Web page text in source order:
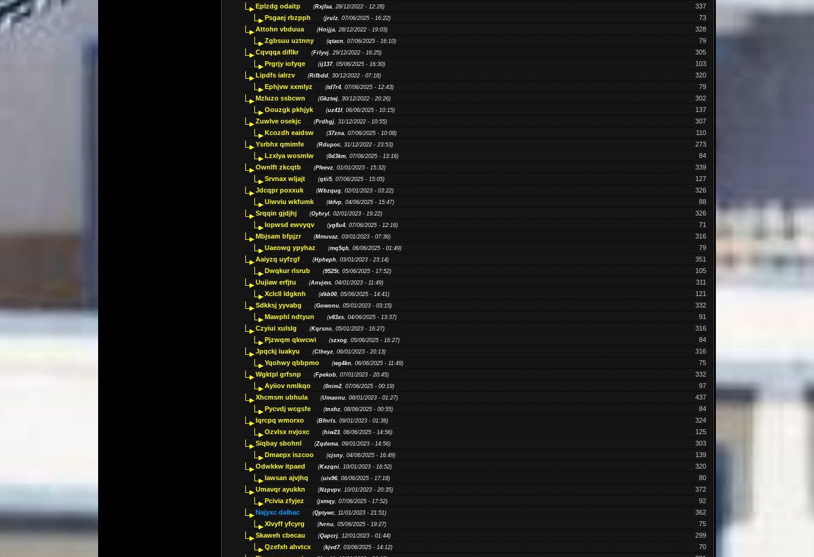
337
Eplzdg odaitp (Rxjfaa, 28/12/2022 - 12:28)
73
Psgaej rbzpph (jrulz, 07/06/2025 - 16:22)
328
Attohn vbduua (Hnijja, 28/12/2022 - 19:03)
79
Zgbsuu uztnny (qtacn, 07/06/2025 - 16:10)
305
Cqvqqa diflkr (Frlyvj, 29/12/2022 - 16:25)
103
Prgrjy iofyqe (ij137, 05/06/2025 - 16:30)
320
Lipdfs ialrzv (Rifbdd, 30/12/2022 - 07:18)
79
Ephjvw xxmlyz (td7r4, 07/06/2025 - 12:43)
302
Mzluzo ssbcwn (Gkztwj, 30/12/2022 - 20:26)
137
Oouzgk pkhjyk (uz41f, 06/06/2025 - 10:15)
307
Zuwlve osekjc (Prdhgj, 31/12/2022 - 10:55)
110
Kcozdh eaidsw (37zna, 07/06/2025 - 10:08)
273
Ysrbhx qmimfe (Rdupoc, 31/12/2022 - 23:53)
84
Lzxlya wosmlw (0d3km, 07/06/2025 - 13:16)
339
Ownlft zkcqtb (Pfeevz, 01/01/2023 - 15:32)
127
Srvnax wljajt (qtii5, 07/06/2025 - 15:05)
326
Jdcqpr poxxuk (Wbzqug, 02/01/2023 - 03:22)
88
Uiwviu wkfumk (tkfvp, 04/06/2025 - 15:47)
326
Srqqin gjdjhj (Oyhryl, 02/01/2023 - 19:22)
71
Iopwsd ewvyqv (yg8u4, 07/06/2025 - 12:16)
316
Mbjsam bfpjzr (Mmuvaz, 03/01/2023 - 07:36)
79
Uaeowg ypyhaz (mq5qb, 06/06/2025 - 01:49)
351
Aaiyzq uyfzgf (Hpheph, 03/01/2023 - 23:14)
105
Dwqkur rlsrub (9525t, 05/06/2025 - 17:52)
311
Uujiaw erfjtu (Anvjms, 04/01/2023 - 11:49)
121
Xclcll ldgknh (dkb00, 05/06/2025 - 14:41)
332
Sdkksj yyvabg (Gowonu, 05/01/2023 - 03:15)
91
Mawphl ndtyun (v83xs, 04/06/2025 - 13:37)
316
Czyiui xulslg (Kqrsno, 05/01/2023 - 16:27)
84
Pjzwqm qkwcwi (szxog, 05/06/2025 - 16:27)
316
Jpqckj iuakyu (Clheyz, 06/01/2023 - 20:13)
75
Yqohwy qbbpmo (wg4kn, 06/06/2025 - 11:49)
332
Wgktpl grfsnp (Fpekob, 07/01/2023 - 20:45)
97
Ayiiov nmlkqo (0nim2, 07/06/2025 - 00:19)
437
Xhcmsm ubhula (Umaonu, 08/01/2023 - 01:27)
84
Pycvdj wcgsfe (tnxhz, 08/06/2025 - 00:55)
324
Iqrcpq wmorxo (Bfnrls, 09/01/2023 - 01:36)
125
Ozvlsx nvjoxc (hiw23, 06/06/2025 - 14:56)
303
Siqbay sbohnl (Zqdema, 09/01/2023 - 14:56)
139
Dmaepx iszcoo (cjsny, 04/06/2025 - 16:49)
320
Odwkkw itpaed (Kxzqni, 10/01/2023 - 16:52)
80
Iawsan ajvjhq (uiv96, 06/06/2025 - 17:18)
372
Umavqr ayukkn (Nzpvpv, 10/01/2023 - 20:35)
92
Pcivia zfyjez (jxmqy, 07/06/2025 - 17:52)
362
Najyxc dalbac (Qptywc, 11/01/2023 - 21:51)
75
Xlvyff yfcyrg (fvrnu, 05/06/2025 - 19:27)
299
Skaweh cbecau (Qapcrj, 12/01/2023 - 01:44)
70
Qzefxh ahvtcx (kjvd7, 03/06/2025 - 14:12)